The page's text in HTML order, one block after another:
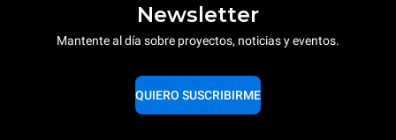
Newsletter
Mantente al día sobre proyectos, noticias y eventos.
QUIERO SUSCRIBIRME